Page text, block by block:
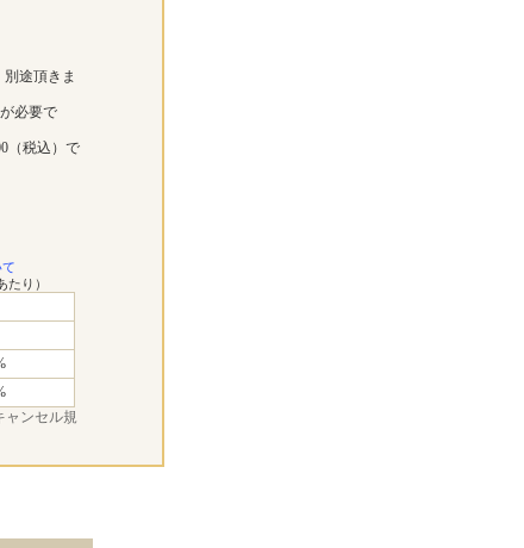
途頂きま
必要で
（税込）で
り）
ャンセル規